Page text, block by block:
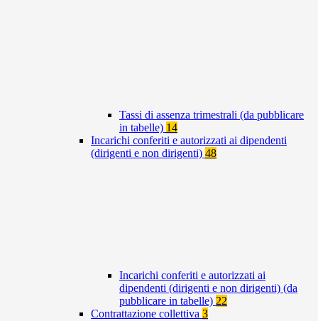
Tassi di assenza trimestrali (da pubblicare
in tabelle) 14
Incarichi conferiti e autorizzati ai dipendenti
(dirigenti e non dirigenti) 48
Incarichi conferiti e autorizzati ai
dipendenti (dirigenti e non dirigenti) (da
pubblicare in tabelle) 22
Contrattazione collettiva 3